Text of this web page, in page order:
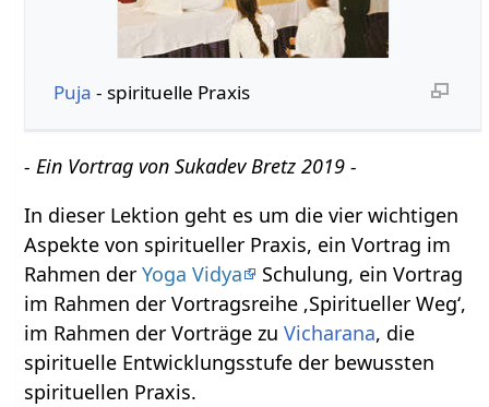
Puja - spirituelle Praxis
- Ein Vortrag von Sukadev Bretz 2019 -
In dieser Lektion geht es um die vier wichtigen
Aspekte von spiritueller Praxis, ein Vortrag im
Rahmen derYoga Vidya
Schulung, ein Vortrag
im Rahmen der Vortragsreihe ‚Spiritueller Weg‘,
im Rahmen der Vorträge zuVicharana, die
spirituelle Entwicklungsstufe der bewussten
spirituellen Praxis.